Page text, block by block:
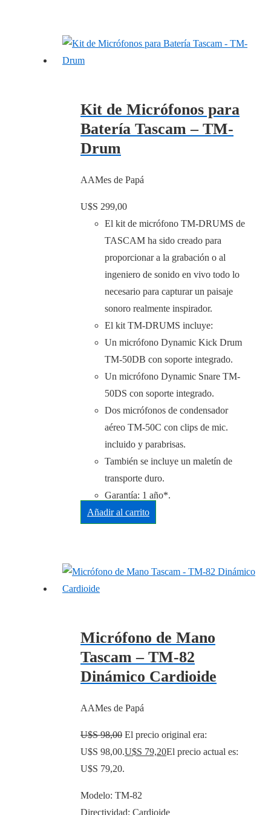
Kit de Micrófonos para
Batería Tascam – TM-
Drum
AAMes de Papá
U$S 299,00
El kit de micrófono TM-DRUMS de
TASCAM ha sido creado para
proporcionar a la grabación o al
ingeniero de sonido en vivo todo lo
necesario para capturar un paisaje
sonoro realmente inspirador.
El kit TM-DRUMS incluye:
Un micrófono Dynamic Kick Drum
TM-50DB con soporte integrado.
Un micrófono Dynamic Snare TM-
50DS con soporte integrado.
Dos micrófonos de condensador
aéreo TM-50C con clips de mic.
incluido y parabrisas.
También se incluye un maletín de
transporte duro.
Garantía: 1 año*.
Añadir al carrito
Micrófono de Mano
Tascam – TM-82
Dinámico Cardioide
AAMes de Papá
U$S98,00 El precio original era:
U$S 98,00.U$S 79,20El precio actual es:
U$S 79,20.
Modelo: TM-82
Directividad: Cardioide